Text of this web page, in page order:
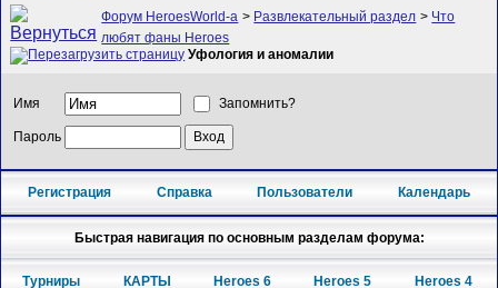
Форум HeroesWorld-а > Развлекательный раздел > Что
любят фаны Heroes
Уфология и аномалии
Имя Запомнить?
Пароль
Регистрация Справка Пользователи Календарь
Быстрая навигация по основным разделам форума:
Турниры КАРТЫ Heroes 6 Heroes 5 Heroes 4